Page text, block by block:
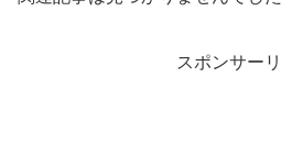
スポンサー